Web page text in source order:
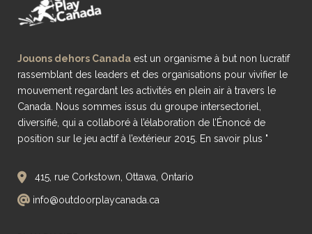
Jouons dehors Canada est un organisme à but non lucratif
rassemblant des leaders et des organisations pour vivifier le
mouvement regardant les activités en plein air à travers le
Canada. Nous sommes issus du groupe intersectoriel,
diversifié, qui a collaboré à l’élaboration de l’Énoncé de
position sur le jeu actif à l’extérieur 2015. En savoir plus "
415, rue Corkstown, Ottawa, Ontario
info@outdoorplaycanada.ca